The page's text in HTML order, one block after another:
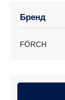
Бренд
FÖRCH